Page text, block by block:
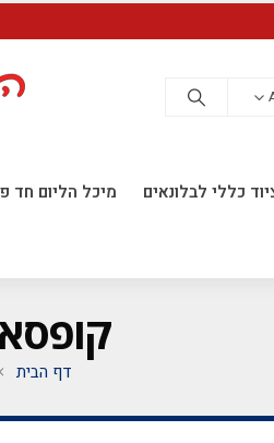
כללי לבלונאים מיכל הליום חד
דף הבית